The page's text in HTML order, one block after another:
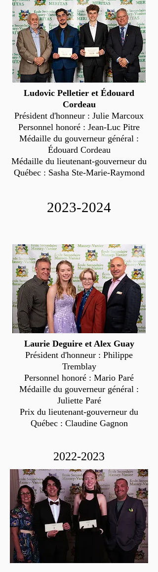
Ludovic Pelletier et Édouard
Cordeau
Président d'honneur : Julie Marcoux
Personnel honoré : Jean-Luc Pitre
Médaille du gouverneur général :
Édouard Cordeau
Médaille du lieutenant-gouverneur du
Québec : Sasha Ste-Marie-Raymond
2023-2024
Laurie Deguire et Alex Guay
Président d'honneur : Philippe
Tremblay
Personnel honoré : Mario Paré
Médaille du gouverneur général :
Juliette Paré
Prix du lieutenant-gouverneur du
Québec : Claudine Gagnon
2022-2023